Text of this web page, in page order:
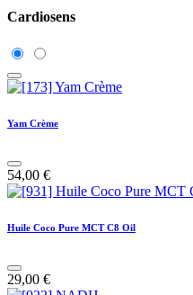
Cardiosens
Yam Crème
54,00 €
Huile Coco Pure MCT C8 Oil
29,00 €